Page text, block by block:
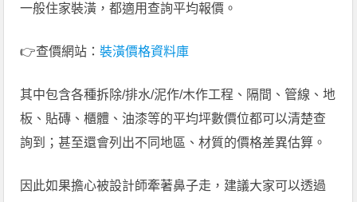
一般住家裝潢，都適用查詢平均報價。
👉查價網站：裝潢價格資料庫
其中包含各種拆除/排水/泥作/木作工程、隔間、管線、地
板、貼磚、櫃體、油漆等的平均坪數價位都可以清楚查
詢到；甚至還會列出不同地區、材質的價格差異估算。
因此如果擔心被設計師牽著鼻子走，建議大家可以透過